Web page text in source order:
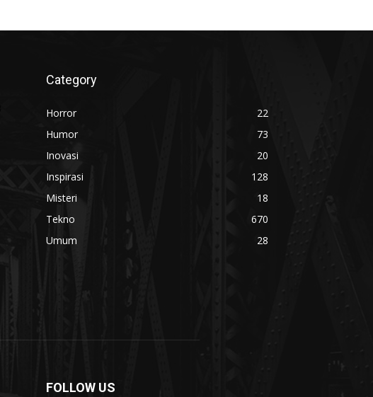
Category
Horror
22
Humor
73
Inovasi
20
Inspirasi
128
Misteri
18
Tekno
670
Umum
28
FOLLOW US